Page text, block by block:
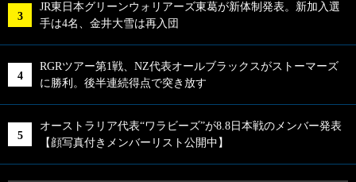
JR東日本グリーンウォリアーズ東葛が新体制発表。新加入選
手は4名、金井大雪は再入団
RGRツアー第1戦、NZ代表オールブラックスがストーマーズ
に勝利。後半連続得点で突き放す
オーストラリア代表“ワラビーズ”が8.8日本戦のメンバー発表
【顔写真付きメンバーリスト公開中】